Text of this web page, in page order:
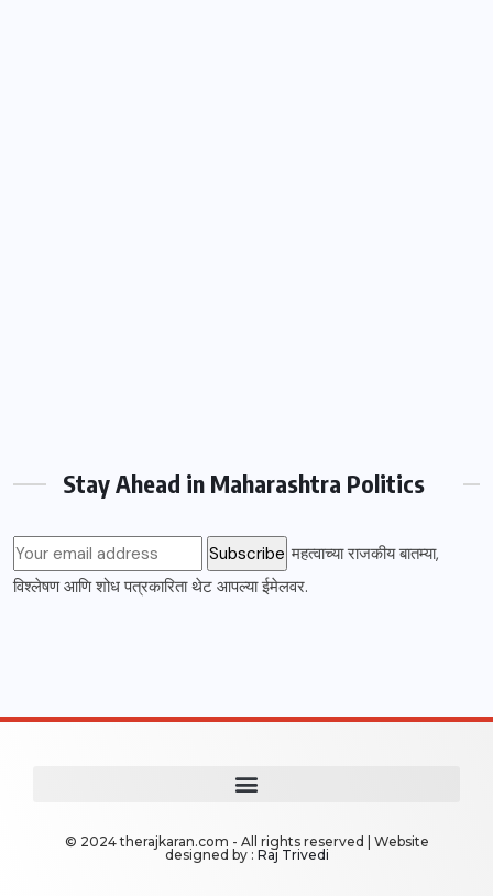
Stay Ahead in Maharashtra Politics
महत्वाच्या राजकीय बातम्या,
विश्लेषण आणि शोध पत्रकारिता थेट आपल्या ईमेलवर.
© 2024 therajkaran.com - All rights reserved | Website
designed by : Raj Trivedi